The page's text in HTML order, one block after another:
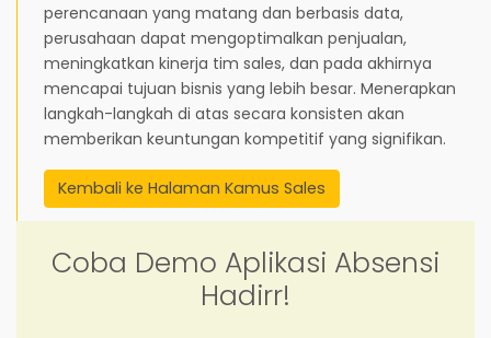
perencanaan yang matang dan berbasis data,
perusahaan dapat mengoptimalkan penjualan,
meningkatkan kinerja tim sales, dan pada akhirnya
mencapai tujuan bisnis yang lebih besar. Menerapkan
langkah-langkah di atas secara konsisten akan
memberikan keuntungan kompetitif yang signifikan.
Kembali ke Halaman Kamus Sales